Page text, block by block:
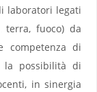
laboratori legati
fuoco) da
competenza di
la possibilità di
in sinergia